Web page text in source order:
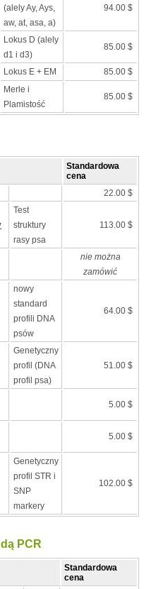
(alely Ay, Ays,
aw, at, asa, a)
94.00 $
Lokus D (alely
d1 i d3)
85.00 $
Lokus E + EM 85.00 $
Merle i
Plamistość
85.00 $
Standardowa
cena
22.00 $
Test
struktury
rasy psa
113.00 $
nie można
zamówić
nowy
standard
profili DNA
psów
64.00 $
Genetyczny
profil (DNA
profil psa)
51.00 $
5.00 $
5.00 $
Genetyczny
profil STR i
SNP
markery
102.00 $
PCR
Standardowa
cena